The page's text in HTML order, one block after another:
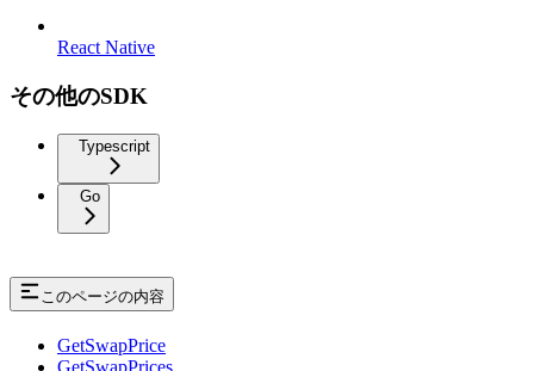
React Native
その他のSDK
Typescript
Go
このページの内容
GetSwapPrice
GetSwapPrices